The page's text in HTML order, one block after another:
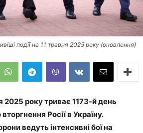
події на 11 травня 2025 року (оновлення)
2025 року триває 1173-й день
Росії в Україну.
ведуть інтенсивні бої на